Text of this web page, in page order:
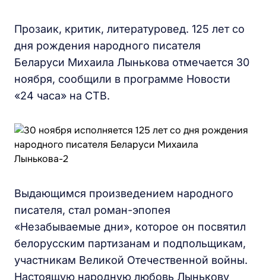
Прозаик, критик, литературовед. 125 лет со
дня рождения народного писателя
Беларуси Михаила Лынькова отмечается 30
ноября, сообщили в программе Новости
«24 часа» на СТВ.
Выдающимся произведением народного
писателя, стал роман-эпопея
«Незабываемые дни», которое он посвятил
белорусским партизанам и подпольщикам,
участникам Великой Отечественной войны.
Настоящую народную любовь Лынькову